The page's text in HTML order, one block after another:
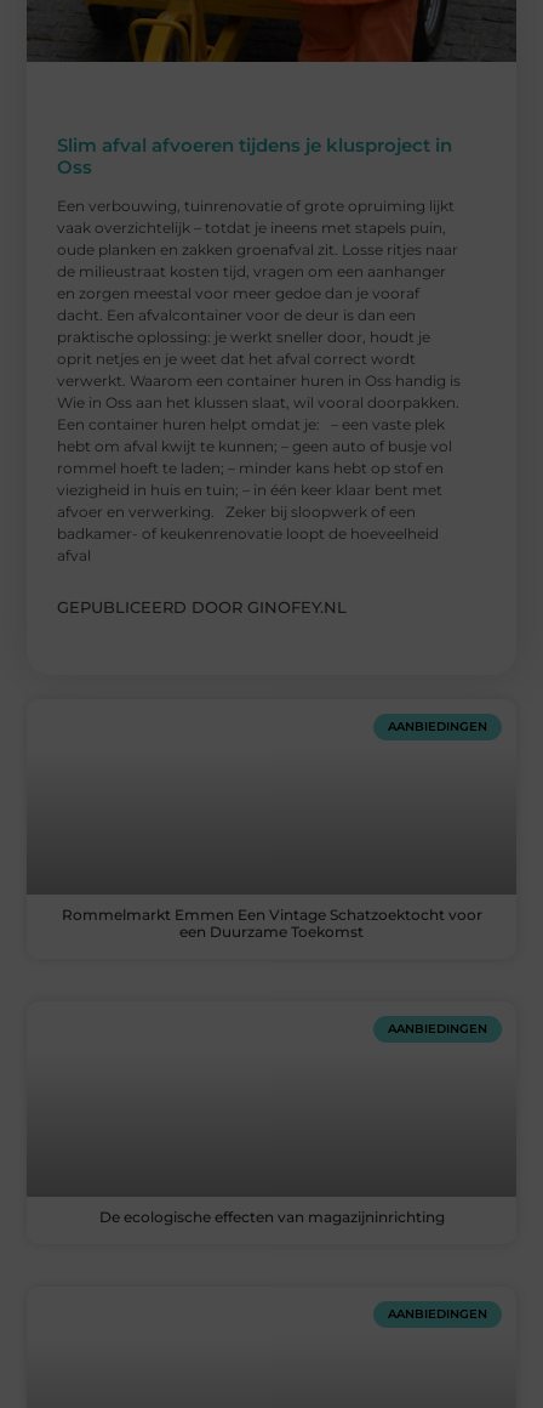
Slim afval afvoeren tijdens je klusproject in
Oss
Een verbouwing, tuinrenovatie of grote opruiming lijkt
vaak overzichtelijk – totdat je ineens met stapels puin,
oude planken en zakken groenafval zit. Losse ritjes naar
de milieustraat kosten tijd, vragen om een aanhanger
en zorgen meestal voor meer gedoe dan je vooraf
dacht. Een afvalcontainer voor de deur is dan een
praktische oplossing: je werkt sneller door, houdt je
oprit netjes en je weet dat het afval correct wordt
verwerkt. Waarom een container huren in Oss handig is
Wie in Oss aan het klussen slaat, wil vooral doorpakken.
Een container huren helpt omdat je: – een vaste plek
hebt om afval kwijt te kunnen; – geen auto of busje vol
rommel hoeft te laden; – minder kans hebt op stof en
viezigheid in huis en tuin; – in één keer klaar bent met
afvoer en verwerking. Zeker bij sloopwerk of een
badkamer- of keukenrenovatie loopt de hoeveelheid
afval
GEPUBLICEERD DOOR GINOFEY.NL
AANBIEDINGEN
Rommelmarkt Emmen Een Vintage Schatzoektocht voor
een Duurzame Toekomst
AANBIEDINGEN
De ecologische effecten van magazijninrichting
AANBIEDINGEN